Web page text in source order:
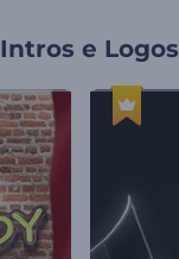
Intros e Logos